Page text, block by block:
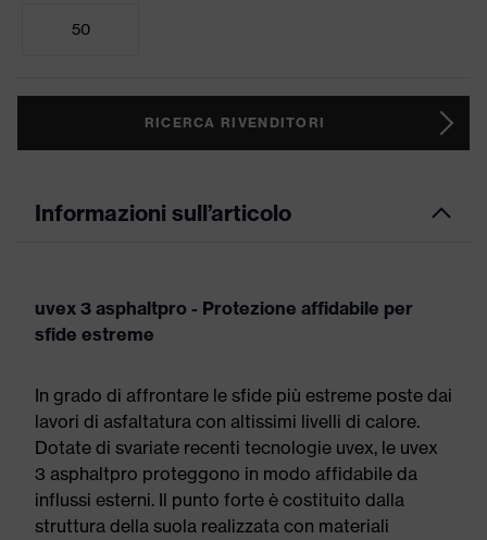
50
RICERCA RIVENDITORI
Informazioni sull’articolo
uvex 3 asphaltpro - Protezione affidabile per
sfide estreme
In grado di affrontare le sfide più estreme poste dai
lavori di asfaltatura con altissimi livelli di calore.
Dotate di svariate recenti tecnologie uvex, le uvex
3 asphaltpro proteggono in modo affidabile da
influssi esterni. Il punto forte è costituito dalla
struttura della suola realizzata con materiali